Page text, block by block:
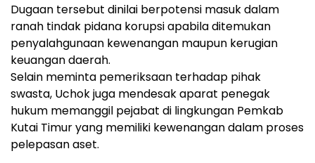
Dugaan tersebut dinilai berpotensi masuk dalam
ranah tindak pidana korupsi apabila ditemukan
penyalahgunaan kewenangan maupun kerugian
keuangan daerah.
Selain meminta pemeriksaan terhadap pihak
swasta, Uchok juga mendesak aparat penegak
hukum memanggil pejabat di lingkungan Pemkab
Kutai Timur yang memiliki kewenangan dalam proses
pelepasan aset.